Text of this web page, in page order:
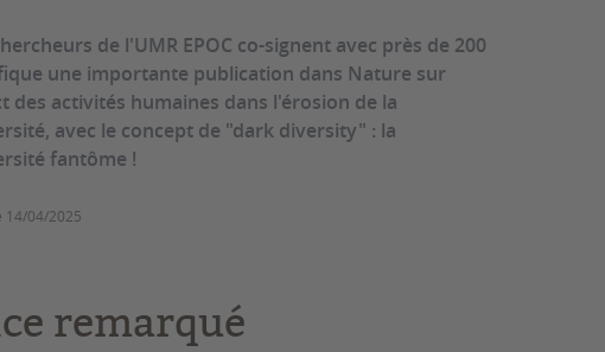
de l'UMR EPOC co-signent avec près de 200
une importante publication dans Nature sur
des activités humaines dans l'érosion de la
avec le concept de "dark diversity" : la
fantôme !
14/04/2025
remarqué